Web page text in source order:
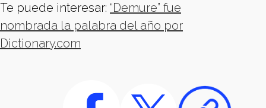
Te puede interesar: “⁠Demure” fue
nombrada la palabra del año por
Dictionary.com